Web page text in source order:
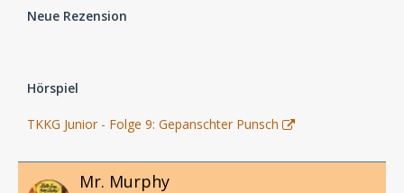
Neue Rezension
Hörspiel
TKKG Junior - Folge 9: Gepanschter Punsch
Mr. Murphy